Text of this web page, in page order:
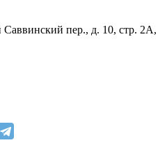
пер., д. 10, стр. 2А,